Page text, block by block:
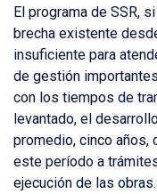
El programa de SSR,
brecha existente
insuficiente para
de gestión
con los tiempos de
levantado, el
promedio, cinco años,
este período a
ejecución de las